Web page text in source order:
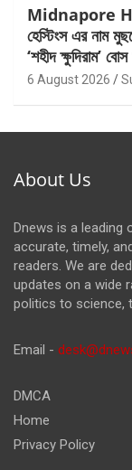
Midnapore
হেস্টিংস এর নাম
‘শহীদ ক্ষুদিরাম’
6 August 2026
About Us
Dnews is a leading
accurate, timely,
readers. We are
updates on a wide
politics to science,
Email -
DMCA
Home
Privacy Policy